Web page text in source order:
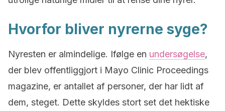
Hvorfor bliver nyrerne syge?
Nyresten er almindelige. Ifølge en undersøgelse,
der blev offentliggjort i Mayo Clinic Proceedings
magazine, er antallet af personer, der har lidt af
dem, steget. Dette skyldes stort set det hektiske